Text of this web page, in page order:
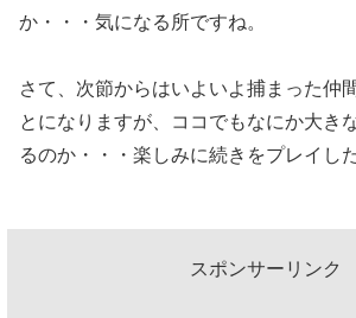
か・・・気になる所ですね。
さて、次節からはいよいよ捕まった仲
とになりますが、ココでもなにか大き
るのか・・・楽しみに続きをプレイし
スポンサーリンク